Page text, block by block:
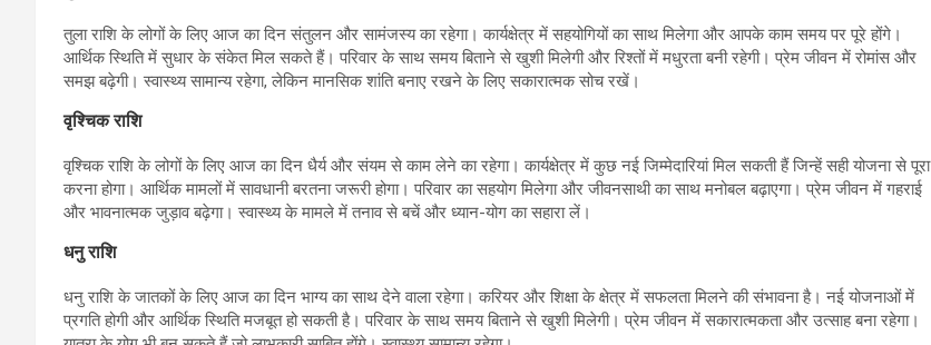
तुला राशि के लोगों के लिए आज का दिन संतुलन और सामंजस्य का रहेगा। कार्यक्षेत्र में सहयोगियों का साथ मिलेगा और आपके काम समय पर पूरे होंगे।
आर्थिक स्थिति में सुधार के संकेत मिल सकते हैं। परिवार के साथ समय बिताने से खुशी मिलेगी और रिश्तों में मधुरता बनी रहेगी। प्रेम जीवन में रोमांस और
समझ बढ़ेगी। स्वास्थ्य सामान्य रहेगा, लेकिन मानसिक शांति बनाए रखने के लिए सकारात्मक सोच रखें।
वृश्चिक राशि
वृश्चिक राशि के लोगों के लिए आज का दिन धैर्य और संयम से काम लेने का रहेगा। कार्यक्षेत्र में कुछ नई जिम्मेदारियां मिल सकती हैं जिन्हें सही योजना से पूरा
करना होगा। आर्थिक मामलों में सावधानी बरतना जरूरी होगा। परिवार का सहयोग मिलेगा और जीवनसाथी का साथ मनोबल बढ़ाएगा। प्रेम जीवन में गहराई
और भावनात्मक जुड़ाव बढ़ेगा। स्वास्थ्य के मामले में तनाव से बचें और ध्यान-योग का सहारा लें।
धनु राशि
धनु राशि के जातकों के लिए आज का दिन भाग्य का साथ देने वाला रहेगा। करियर और शिक्षा के क्षेत्र में सफलता मिलने की संभावना है। नई योजनाओं में
प्रगति होगी और आर्थिक स्थिति मजबूत हो सकती है। परिवार के साथ समय बिताने से खुशी मिलेगी। प्रेम जीवन में सकारात्मकता और उत्साह बना रहेगा।